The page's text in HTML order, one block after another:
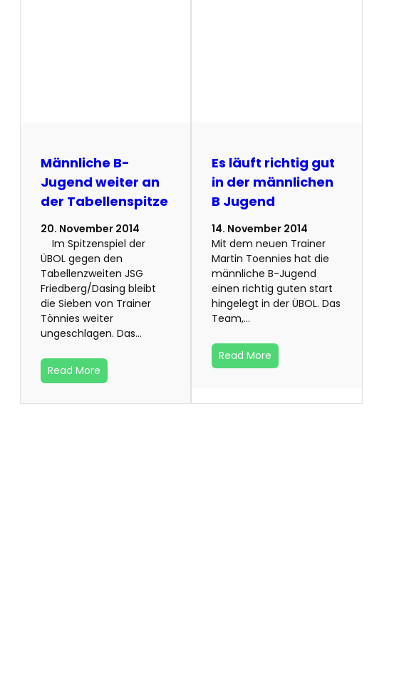
Männliche B-
Jugend weiter an
der Tabellenspitze
20. November 2014
Im Spitzenspiel der
ÜBOL gegen den
Tabellenzweiten JSG
Friedberg/Dasing bleibt
die Sieben von Trainer
Tönnies weiter
ungeschlagen. Das…
Read More
Es läuft richtig gut
in der männlichen
B Jugend
14. November 2014
Mit dem neuen Trainer
Martin Toennies hat die
männliche B-Jugend
einen richtig guten start
hingelegt in der ÜBOL. Das
Team,…
Read More